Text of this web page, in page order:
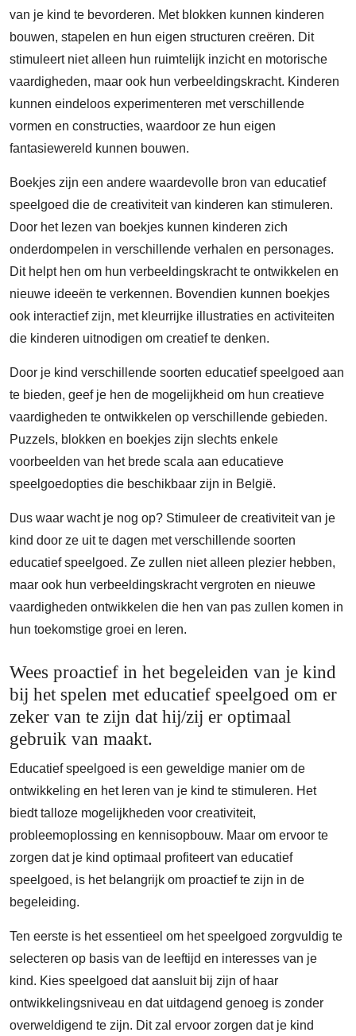
van je kind te bevorderen. Met blokken kunnen kinderen
bouwen, stapelen en hun eigen structuren creëren. Dit
stimuleert niet alleen hun ruimtelijk inzicht en motorische
vaardigheden, maar ook hun verbeeldingskracht. Kinderen
kunnen eindeloos experimenteren met verschillende
vormen en constructies, waardoor ze hun eigen
fantasiewereld kunnen bouwen.
Boekjes zijn een andere waardevolle bron van educatief
speelgoed die de creativiteit van kinderen kan stimuleren.
Door het lezen van boekjes kunnen kinderen zich
onderdompelen in verschillende verhalen en personages.
Dit helpt hen om hun verbeeldingskracht te ontwikkelen en
nieuwe ideeën te verkennen. Bovendien kunnen boekjes
ook interactief zijn, met kleurrijke illustraties en activiteiten
die kinderen uitnodigen om creatief te denken.
Door je kind verschillende soorten educatief speelgoed aan
te bieden, geef je hen de mogelijkheid om hun creatieve
vaardigheden te ontwikkelen op verschillende gebieden.
Puzzels, blokken en boekjes zijn slechts enkele
voorbeelden van het brede scala aan educatieve
speelgoedopties die beschikbaar zijn in België.
Dus waar wacht je nog op? Stimuleer de creativiteit van je
kind door ze uit te dagen met verschillende soorten
educatief speelgoed. Ze zullen niet alleen plezier hebben,
maar ook hun verbeeldingskracht vergroten en nieuwe
vaardigheden ontwikkelen die hen van pas zullen komen in
hun toekomstige groei en leren.
Wees proactief in het begeleiden van je kind
bij het spelen met educatief speelgoed om er
zeker van te zijn dat hij/zij er optimaal
gebruik van maakt.
Educatief speelgoed is een geweldige manier om de
ontwikkeling en het leren van je kind te stimuleren. Het
biedt talloze mogelijkheden voor creativiteit,
probleemoplossing en kennisopbouw. Maar om ervoor te
zorgen dat je kind optimaal profiteert van educatief
speelgoed, is het belangrijk om proactief te zijn in de
begeleiding.
Ten eerste is het essentieel om het speelgoed zorgvuldig te
selecteren op basis van de leeftijd en interesses van je
kind. Kies speelgoed dat aansluit bij zijn of haar
ontwikkelingsniveau en dat uitdagend genoeg is zonder
overweldigend te zijn. Dit zal ervoor zorgen dat je kind